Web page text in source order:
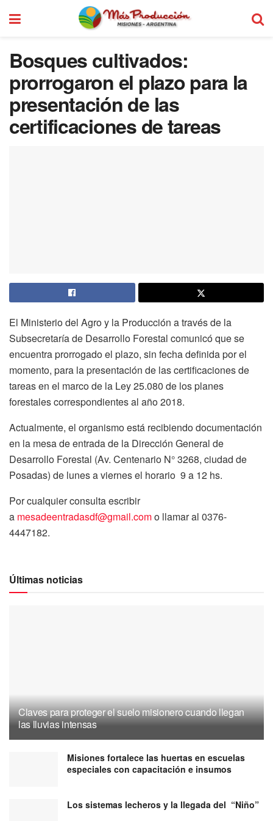
Bosques cultivados:
prorrogaron el plazo para la
presentación de las
certificaciones de tareas
El Ministerio del Agro y la Producción a través de la
Subsecretaría de Desarrollo Forestal comunicó que se
encuentra prorrogado el plazo, sin fecha definida por el
momento, para la presentación de las certificaciones de
tareas en el marco de la Ley 25.080 de los planes
forestales correspondientes al año 2018.
Actualmente, el organismo está recibiendo documentación
en la mesa de entrada de la Dirección General de
Desarrollo Forestal (Av. Centenario N° 3268, ciudad de
Posadas) de lunes a viernes el horario 9 a 12 hs.
Por cualquier consulta escribir
a mesadeentradasdf@gmail.como llamar al 0376-
4447182.
Últimas noticias
Claves para proteger el suelo misionero cuando llegan
las lluvias intensas
Misiones fortalece las huertas en escuelas
especiales con capacitación e insumos
Los sistemas lecheros y la llegada del “Niño”